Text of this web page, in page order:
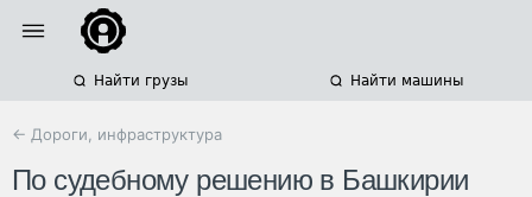
Найти грузы Найти машины
← Дороги, инфраструктура
По судебному решению в Башкирии